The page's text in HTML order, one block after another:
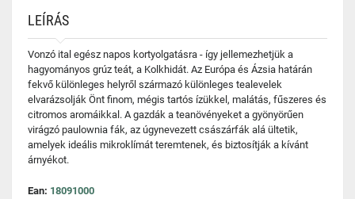
LEÍRÁS
Vonzó ital egész napos kortyolgatásra - így jellemezhetjük a
hagyományos grúz teát, a Kolkhidát. Az Európa és Ázsia határán
fekvő különleges helyről származó különleges tealevelek
elvarázsolják Önt finom, mégis tartós ízükkel, malátás, fűszeres és
citromos aromáikkal. A gazdák a teanövényeket a gyönyörűen
virágzó paulownia fák, az úgynevezett császárfák alá ültetik,
amelyek ideális mikroklímát teremtenek, és biztosítják a kívánt
árnyékot.
Ean: 18091000